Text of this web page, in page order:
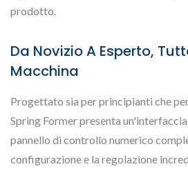
prodotto.
Da Novizio A Esperto,
Macchina
Progettato sia per principianti che
Spring Former presenta
pannello di controllo numerico
configurazione e la regolazione